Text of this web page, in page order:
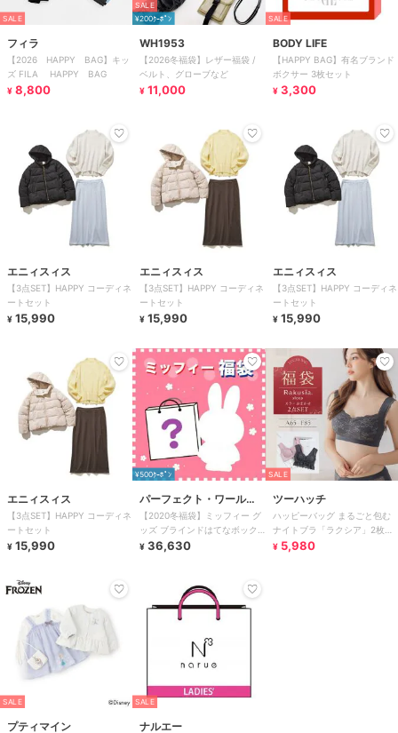
SALE
フィラ
【2026 HAPPY BAG】キッ
ズ FILA HAPPY BAG
¥ 8,800
SALE
¥200ｸｰﾎﾟﾝ
WH1953
【2026冬福袋】レザー福袋 /
ベルト、グローブなど
¥ 11,000
SALE
BODY LIFE
【HAPPY BAG】有名ブランド
ボクサー 3枚セット
¥ 3,300
エニィスィス
【3点SET】HAPPY コーディネ
ートセット
¥ 15,990
エニィスィス
【3点SET】HAPPY コーディネ
ートセット
¥ 15,990
エニィスィス
【3点SET】HAPPY コーディネ
ートセット
¥ 15,990
エニィスィス
【3点SET】HAPPY コーディネ
ートセット
¥ 15,990
¥500ｸｰﾎﾟﾝ
パーフェクト・ワール
ド・トーキョー
【2020冬福袋】ミッフィー グ
ッズ ブラインドはてなボック
ス
¥ 36,630
SALE
ツーハッチ
ハッピーバッグ まるごと包む
ナイトブラ「ラクシア」2枚セ
ット ツーハッチ
¥ 5,980
SALE
プティマイン
SALE
ナルエー